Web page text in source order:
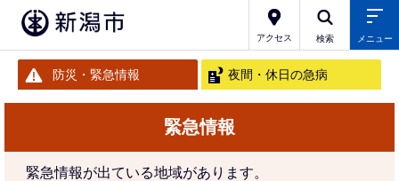
アクセス 検索 メニュー
防災・緊急情報 夜間・休日の急病
緊急情報
緊急情報が出ている地域があります。